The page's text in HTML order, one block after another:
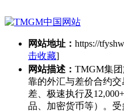
网站地址： https://
击收藏]
网站描述： TMGM集
靠的外汇与差价合约
差、极速执行及
品、加密货币等）。